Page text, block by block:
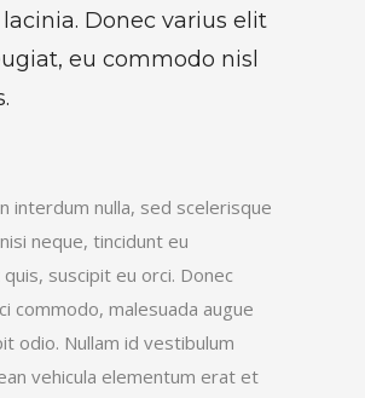
Donec varius elit
eu commodo nisl
interdum nulla, sed scelerisque
neque, tincidunt eu
suscipit eu orci. Donec
commodo, malesuada augue
odio. Nullam id vestibulum
vehicula elementum erat et